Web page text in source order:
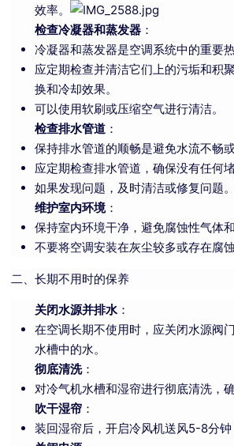
效率。
检查冷凝器和蒸发器 ：
冷凝器和蒸发器是空调系统中的重要热
应定期检查并清洁它们上的污垢和积
换和冷却效果。
可以使用软刷或压缩空气进行清洁。
检查排水管道 ：
保持排水管道的顺畅是避免水流不畅或
应定期检查排水管道，确保没有任何堵
如果发现问题，及时清洁或修复问题。
维护室内环境：
保持室内环境干净，避免腐蚀性气体和
不要将空调安装在灰尘较多或存在腐
二、长期不用时的保养
关闭水源并排水：
在空调长期不使用时，应关闭水源阀
水槽中的水。
彻底清洗：
对冷气机水槽和湿帘进行彻底清洗，
吹干湿帘 ：
装回湿帘后，开启冷风机送风5-8分钟